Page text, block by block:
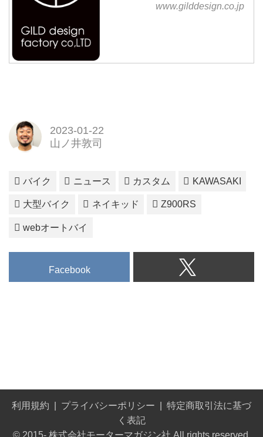
www.gilddesign.co.jp
2023-01-22
山ノ井敦司
バイク ニュース カスタム KAWASAKI
大型バイク ネイキッド Z900RS
webオートバイ
Facebook
利用規約 プライバシーポリシー
特定商取引法に基づ
く表記